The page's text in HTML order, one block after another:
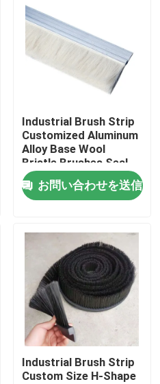
Industrial Brush Strip
Customized Aluminum
Alloy Base Wool
Bristle Brushes Seal
Strip Brush
お問い合わせを送信
Industrial Brush Strip
Custom Size H-Shape